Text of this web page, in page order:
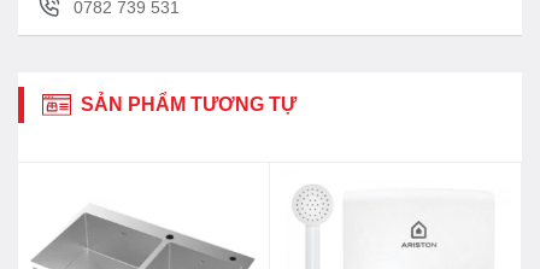
0782 739 531
SẢN PHẨM TƯƠNG TỰ